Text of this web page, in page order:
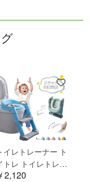
イレトレーナー ト
トレ トイレトレー
ング トイレ 練習
2,120